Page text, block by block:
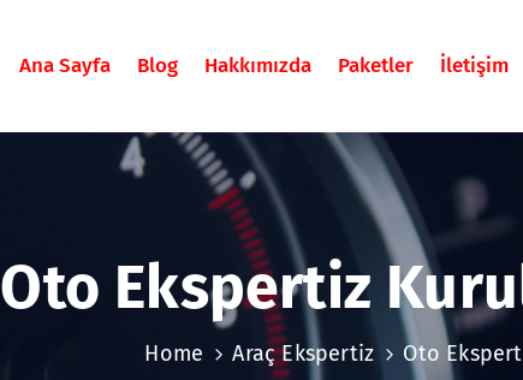
Ana Sayfa Blog Hakkımızda Paketler İletişim
Oto Ekspertiz
Home Araç Ekspertiz Oto